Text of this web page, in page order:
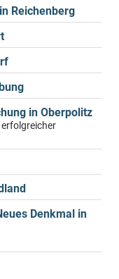
Reichenberg
in Oberpolitz
Denkmal in